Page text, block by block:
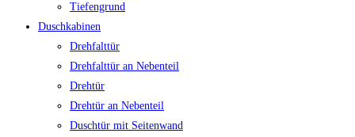
Tiefengrund
Duschkabinen
Drehfalttür
Drehfalttür an Nebenteil
Drehtür
Drehtür an Nebenteil
Duschtür mit Seitenwand